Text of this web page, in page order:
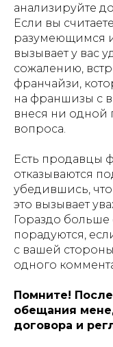
анализируйте
Если вы
разумеющимся
вызывает у вас
сожалению,
франчайзи,
на франшизы с
внеся ни одной
вопроса.
Есть продавцы
отказываются
убедившись,
это вызывает
Гораздо
порадуются,
с вашей
одного
Помните!
обещания
договора и